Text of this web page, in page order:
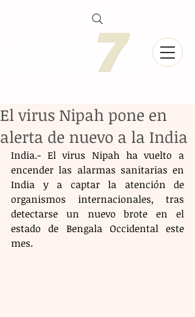
El virus Nipah pone en
alerta de nuevo a la India
India.- El virus Nipah ha vuelto a
encender las alarmas sanitarias en
India y a captar la atención de
organismos internacionales, tras
detectarse un nuevo brote en el
estado de Bengala Occidental este
mes.